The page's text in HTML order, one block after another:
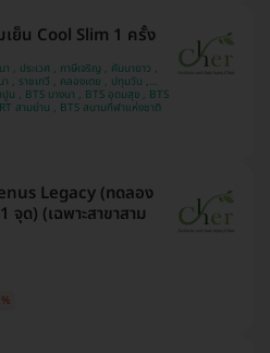
ย็น Cool Slim 1 ครั้ง
อโศก , MRT สุขุมวิท , BTS อ่อนนุช , MRT สามย่าน , BTS สนามกีฬาแห่งชาติ
Legacy (ทดลอง
ด) (เฉพาะสาขาสาม